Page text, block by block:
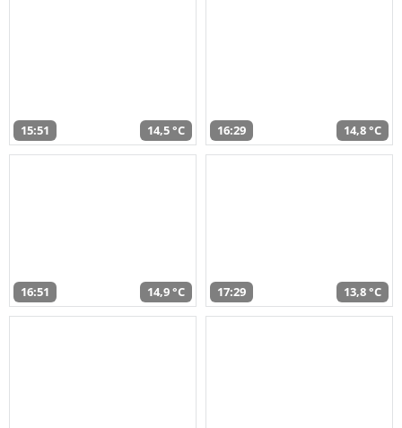
15:51 14,5 °C 16:29 14,8 °C
16:51 14,9 °C 17:29 13,8 °C